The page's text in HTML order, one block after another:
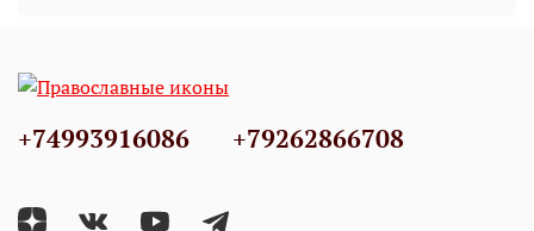
+74993916086 +79262866708